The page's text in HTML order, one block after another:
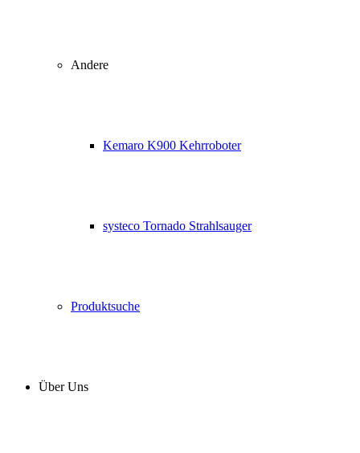
Andere
Kemaro K900 Kehrroboter
systeco Tornado Strahlsauger
Produktsuche
Über Uns